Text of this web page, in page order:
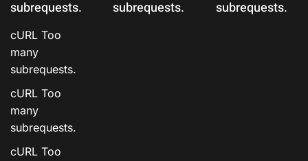
subrequests.
cURL Too
many
subrequests.
cURL Too
many
subrequests.
cURL Too
subrequests.
subrequests.